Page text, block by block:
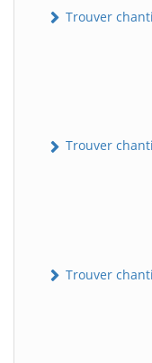
Trouver
Trouver
Trouver